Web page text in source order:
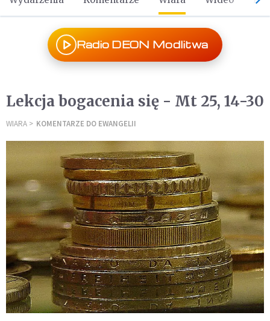
Radio DEON Modlitwa
Lekcja bogacenia się - Mt 25, 14-30
WIARA KOMENTARZE DO EWANGELII